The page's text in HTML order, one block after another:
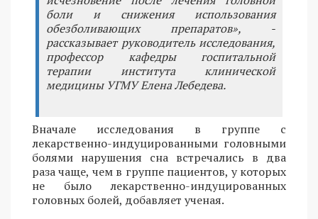
боли и снижения использования
обезболивающих препаратов», -
рассказывает руководитель исследования,
профессор кафедры госпитальной
терапии института клинической
медицины УГМУ Елена Лебедева.
Вначале исследования в группе с
лекарственно-индуцированными головными
болями нарушения сна встречались в два
раза чаще, чем в группе пациентов, у которых
не было лекарственно-индуцированных
головных болей, добавляет ученая.